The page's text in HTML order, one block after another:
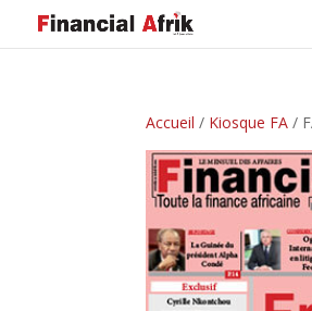
Accueil / Kiosque FA /